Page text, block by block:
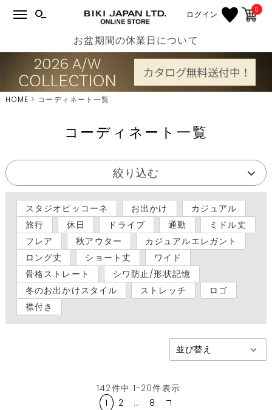
ログイン 0
お盆期間の休業日について
HOME コーディネート一覧
コーディネート一覧
絞り込む
スタジオピッコーネ お出かけ
カジュアル
旅行
休日 ドライブ 通勤
ミドル丈
フレア
秋アウター
カジュアルエレガント
ロング丈
ショート丈
ワイド
骨格ストレート
シワ防止/形状記憶
冬のお出かけスタイル
ストレッチ
ロゴ
襟付き
142件中 1-20件表示
1
2 … 8